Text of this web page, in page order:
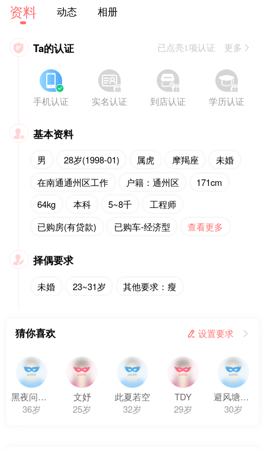
资料 动态 相册
 Ta的认证 已点亮1项认证 更多


手机认证


实名认证


到店认证


学历认证
 基本资料
男 28岁(1998-01) 属虎 摩羯座
未婚
在南通通州区工作
户籍：通州区
171cm
64kg
本科 5~8千
工程师
已购房(有贷款)
已购车-经济型 查看更多
 择偶要求
未婚 23~31岁 其他要求：瘦
猜你喜欢  设置要求 
黑夜问白天
36岁
文妤
25岁
此夏若空
32岁
TDY
29岁
避风塘炒蟹
30岁